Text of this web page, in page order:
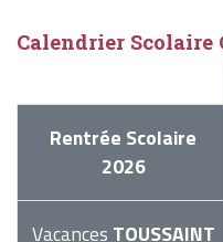
Calendrier Scolaire
Rentrée Scolaire
2026
Vacances TOUSSAINT